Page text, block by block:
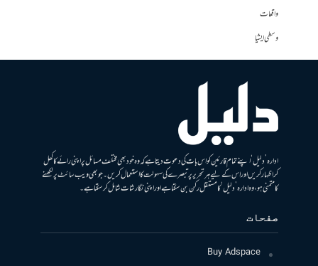
واقعات
وسطی ایشیا
ادارہ ’دلیل‘ اپنے تمام قارئین کو اس بات کی دعوت دیتا ہے کہ وہ خود بھی مختلف مسائل پر اپنی رائے کا کھل
کر اظہار کریں اور اس کے لیے ہر تحریر پر تبصرے کی سہولت کا استعمال کریں۔ جو بھی ویب سائٹ پر لکھنے
کا متمنی ہو، وہ ادارہ ’دلیل‘ کا مستقل رکن بن سکتا ہے اور اپنی نگارشات شامل کرسکتا ہے۔
صفحات
Buy Adspace